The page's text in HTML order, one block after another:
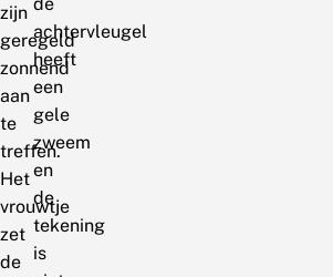
zijn
geregeld
zonnend
aan
te
treffen.
Het
vrouwtje
zet
de
de
achtervleugel
heeft
een
gele
zweem
en
de
tekening
is